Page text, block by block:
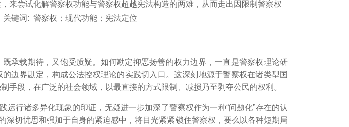
来尝试化解警察权功能与警察权超越宪法构造的两难，从而走出因限制警察权
键词: 警察权；现代功能；宪法定位
承载期待，又饱受质疑。如何勘定抑恶扬善的权力边界，一直是警察权理论研
边界勘定，构成公法控权理论的实践切入口。这深刻地源于警察权在诸类型国
段，在广泛的社会领域，以最直接的方式限制、减损乃至剥夺公民的权利。
运行诸多异化现象的印证，无疑进一步加深了警察权作为一种“问题化”存在的认
深切忧思和强加于自身的紧迫感中，将目光紧紧锁住警察权，要么以各种短期局